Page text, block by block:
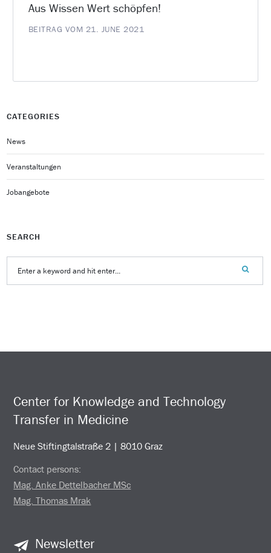
Aus Wissen Wert schöpfen!
BEITRAG VOM 21. JUNE 2021
CATEGORIES
News
Veranstaltungen
Jobangebote
SEARCH
Center for Knowledge and Technology
Transfer in Medicine
Neue Stiftingtalstraße 2 | 8010 Graz
Contact persons:
Mag. Anke Dettelbacher MSc
Mag. Thomas Mrak
Newsletter